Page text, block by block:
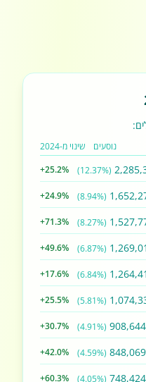
נוסעים שינוי מ-2024
(12.37%)
+25.2%
(8.94%)
+24.9%
(8.27%)
+71.3%
(6.87%)
+49.6%
(6.84%)
+17.6%
(5.81%)
+25.5%
908,644
(4.91%)
+30.7%
848,069
(4.59%)
+42.0%
748,424
(4.05%)
+60.3%